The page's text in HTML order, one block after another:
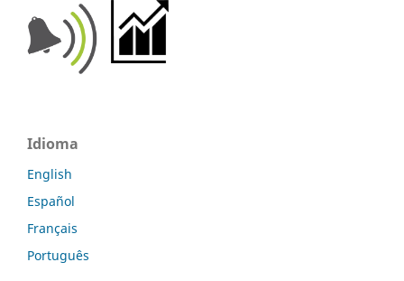
Idioma
English
Español
Français
Português